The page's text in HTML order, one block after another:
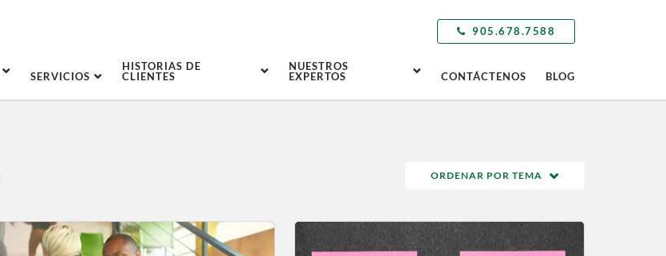
905.678.7588
SERVICIOS
HISTORIAS DE
CLIENTES
NUESTROS
EXPERTOS
CONTÁCTENOS BLOG
ORDENAR POR TEMA